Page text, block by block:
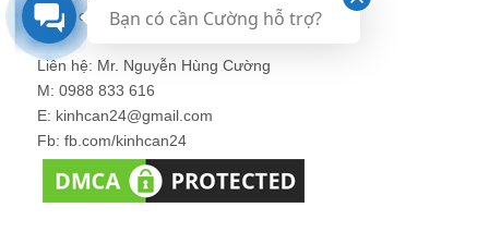
Nghe con.
Liên hệ: Mr. Nguyễn Hùng Cường
M: 0988 833 616
E: kinhcan24@gmail.com
Fb: fb.com/kinhcan24
Bạn có cần Cường hỗ trợ?